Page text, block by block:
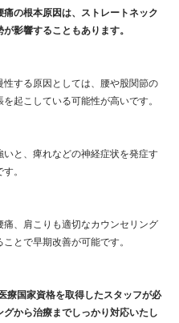
痛の根本原因は、ストレートネック
影響することもあります。
性する原因としては、腰や股関節の
起こしている可能性が高いです。
いと、痺れなどの神経症状を発症す
。
痛、肩こりも適切なカウンセリング
ことで早期改善が可能です。
療国家資格を取得したスタッフが必
グから治療までしっかり対応いたし